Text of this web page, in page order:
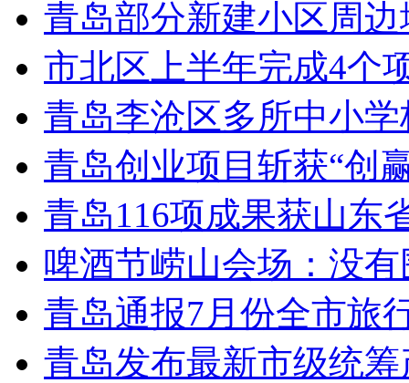
青岛部分新建小区周
市北区上半年完成4个
青岛李沧区多所中小
青岛创业项目斩获“创
青岛116项成果获山东
啤酒节崂山会场：没有
青岛通报7月份全市旅
青岛发布最新市级统